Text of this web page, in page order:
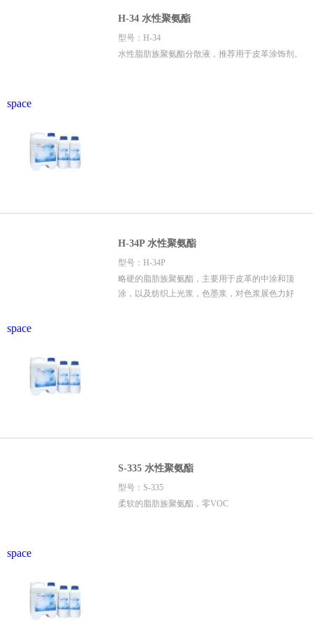
space
H-34 水性聚氨酯
型号：H-34
水性脂肪族聚氨酯分散液，推荐用于皮革涂饰剂。
space
H-34P 水性聚氨酯
型号：H-34P
略硬的脂肪族聚氨酯，主要用于皮革的中涂和顶
涂，以及纺织上光浆，色墨浆，对色浆展色力好
space
S-335 水性聚氨酯
型号：S-335
柔软的脂肪族聚氨酯，零VOC